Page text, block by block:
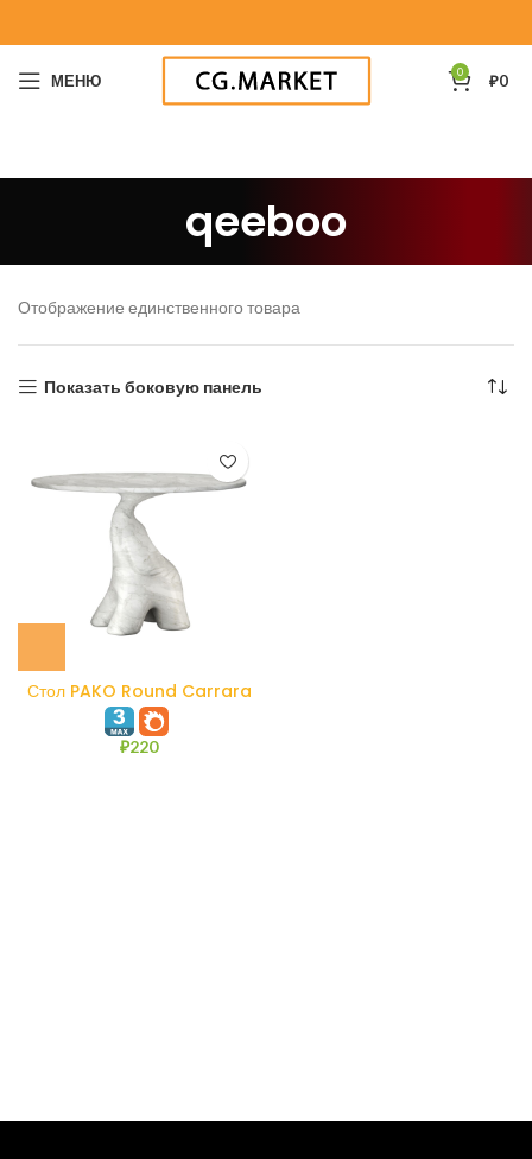
МЕНЮ 0 ₽0
qeeboo
Отображение единственного товара
Показать боковую панель
Стол PAKO Round Carrara
marble
₽220